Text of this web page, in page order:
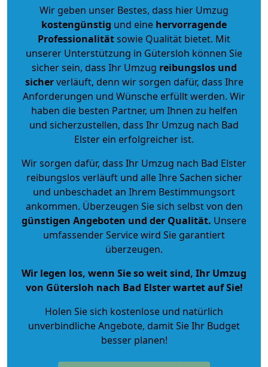
Wir geben unser Bestes, dass hier Umzug
kostengünstig und eine hervorragende
Professionalitätsowie Qualität bietet. Mit
unserer Unterstützung in Gütersloh können Sie
sicher sein, dass Ihr Umzug reibungslos und
sicherverläuft, denn wir sorgen dafür, dass Ihre
Anforderungen und Wünsche erfüllt werden. Wir
haben die besten Partner, um Ihnen zu helfen
und sicherzustellen, dass Ihr Umzug nach Bad
Elster ein erfolgreicher ist.
Wir sorgen dafür, dass Ihr Umzug nach Bad Elster
reibungslos verläuft und alle Ihre Sachen sicher
und unbeschadet an Ihrem Bestimmungsort
ankommen. Überzeugen Sie sich selbst von den
günstigen Angeboten und der Qualität. Unsere
umfassender Service wird Sie garantiert
überzeugen.
Wir legen los, wenn Sie so weit sind, Ihr Umzug
von Gütersloh nach Bad Elster wartet auf Sie!
Holen Sie sich kostenlose und natürlich
unverbindliche Angebote, damit Sie Ihr Budget
besser planen!